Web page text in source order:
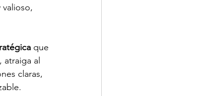
que
al
claras,